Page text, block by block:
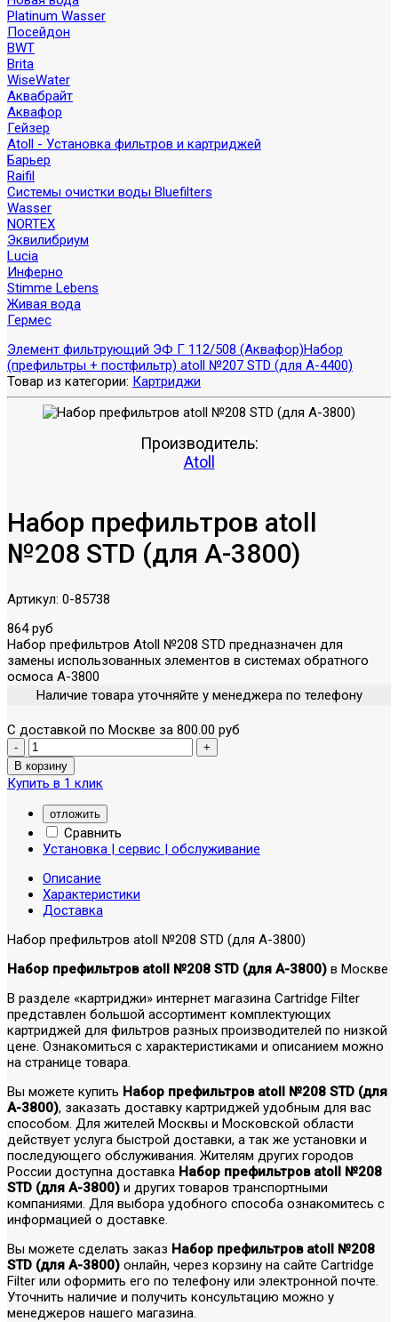
Platinum Wasser
Посейдон
BWT
Brita
WiseWater
Аквабрайт
Аквафор
Гейзер
Atoll - Установка фильтров и картриджей
Барьер
Raifil
Системы очистки воды Bluefilters
Wasser
NORTEX
Эквилибриум
Lucia
Инферно
Stimme Lebens
Живая вода
Гермес
Элемент фильтрующий ЭФ Г 112/508 (Аквафор)Набор
(префильтры + постфильтр) atoll №207 STD (для A-4400)
Товар из категории: Картриджи
Производитель:
Atoll
Набор префильтров atoll
№208 STD (для A-3800)
Артикул: 0-85738
864 руб
Набор префильтров Atoll №208 STD предназначен для
замены использованных элементов в системах обратного
осмоса A-3800
Наличие товара уточняйте у менеджера по телефону
С доставкой по Москве за 800.00 руб
Купить в 1 клик
отложить
Сравнить
Установка | сервис | обслуживание
Описание
Характеристики
Доставка
Набор префильтров atoll №208 STD (для A-3800)
Набор префильтров atoll №208 STD (для A-3800) в Москве
В разделе «картриджи» интернет магазина Cartridge Filter
представлен большой ассортимент комплектующих
картриджей для фильтров разных производителей по низкой
цене. Ознакомиться с характеристиками и описанием можно
на странице товара.
Вы можете купить Набор префильтров atoll №208 STD (для
A-3800), заказать доставку картриджей удобным для вас
способом. Для жителей Москвы и Московской области
действует услуга быстрой доставки, а так же установки и
последующего обслуживания. Жителям других городов
России доступна доставка Набор префильтров atoll №208
STD (для A-3800) и других товаров транспортными
компаниями. Для выбора удобного способа ознакомитесь с
информацией о доставке.
Вы можете сделать заказ Набор префильтров atoll №208
STD (для A-3800) онлайн, через корзину на сайте Cartridge
Filter или оформить его по телефону или электронной почте.
Уточнить наличие и получить консультацию можно у
менеджеров нашего магазина.